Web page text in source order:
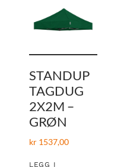
STANDUP
TAGDUG
2X2M –
GRØN
kr1537,00
LEGG I